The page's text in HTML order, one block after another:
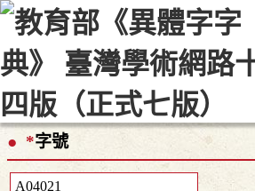
::: 最新消息 常見問題 編輯說明
顯示模式
網站導覽
*字號